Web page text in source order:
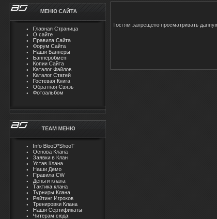
МЕНЮ САЙТА
Главная Страница
О сайте
Правила Сайта
Форум Сайта
Наши Баннеры
Баннеробмен
Копии Сайта
Каталог Файлов
Каталог Статей
Гостевая Книга
Обратная Связь
Фотоальбом
TEAM MЕНЮ
Info BlooD*ShooT
Основа Клана
Заявки в Клан
Устав Клана
Наши Демо
Правила CW
Деньги клана
Тактика клана
Турниры Клана
Рейтинг Игроков
Тренировки Клана
Наши Сертификаты
Читерам сюда
Гостям запрещено просматривать